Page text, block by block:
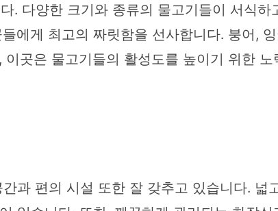
. 다양한 크기와 종류의 물고기들이 서식
에게 최고의 짜릿함을 선사합니다. 붕어,
곳은 물고기들의 활성도를 높이기 위한
과 편의 시설 또한 잘 갖추고 있습니다. 넓